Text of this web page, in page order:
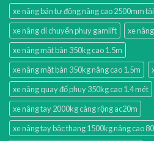
xe nâng bán tự động nâng cao 2500mm
xe nâng di chuyển phuy gamlift
xe
xe nâng mặt bàn 350kg cao 1.5m
xe nâng mặt bàn 350kg nâng cao 1.5m
xe nâng quay đổ phuy 350kg cao 1.4 mét
xe nâng tay 2000kg càng rộng ac20m
xe nâng tay bậc thang 1500kg nâng cao